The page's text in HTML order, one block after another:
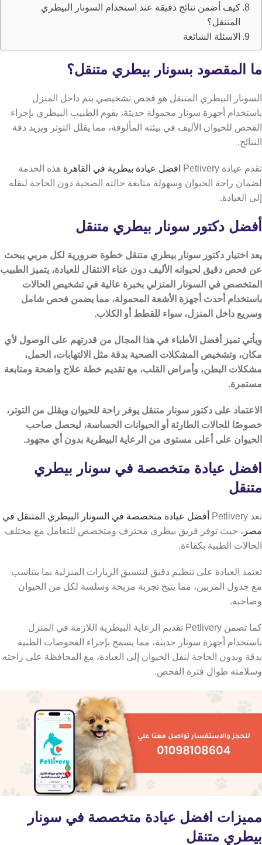
كيف أضمن نتائج دقيقة عند استخدام السونار البيطري
المتنقل؟
الاسئلة الشائعة
ما المقصود بسونار بيطري متنقل؟
السونار البيطري المتنقل هو فحص تشخيصي يتم داخل المنزل
باستخدام أجهزة سونار محمولة حديثة، يقوم الطبيب البيطري بإجراء
الفحص للحيوان الأليف في بيئته المألوفة، مما يقلل التوتر ويزيد دقة
النتائج.
تقدم عيادة Petlivery افضل عيادة بيطرية في القاهرة هذه الخدمة
لضمان راحة الحيوان وسهولة متابعة حالته الصحية دون الحاجة لنقله
إلى العيادة.
أفضل دكتور سونار بيطري متنقل
يعد اختيار دكتور سونار بيطري متنقل خطوة ضرورية لكل مربي يبحث
عن فحص دقيق لحيوانه الأليف دون عناء الانتقال للعيادة، يتميز الطبيب
المتخصص في السونار المنزلي بخبرة عالية في تشخيص الحالات
باستخدام أحدث أجهزة الأشعة المحمولة، مما يضمن فحص شامل
وسريع داخل المنزل، سواء للقطط أو الكلاب.
ويأتي تميز أفضل الأطباء في هذا المجال من قدرتهم على الوصول لأي
مكان، وتشخيص المشكلات الصحية بدقة مثل الالتهابات، الحمل،
مشكلات البطن، وأمراض القلب، مع تقديم خطة علاج واضحة ومتابعة
مستمرة.
الاعتماد على دكتور سونار متنقل يوفر راحة للحيوان ويقلل من التوتر،
خصوصًا للحالات الطارئة أو الحيوانات الحساسة، ليحصل صاحب
الحيوان على أعلى مستوى من الرعاية البيطرية بدون أي مجهود.
افضل عيادة متخصصة في سونار بيطري
متنقل
تعد Petlivery
أفضل عيادة متخصصة في السونار البيطري المتنقل في
مصر ، حيث توفر فريق بيطري محترف ومتخصص للتعامل مع مختلف
الحالات الطبية بكفاءة.
تعتمد العيادة على تنظيم دقيق لتنسيق الزيارات المنزلية بما يتناسب
مع جدول المربين، مما يتيح تجربة مريحة وسلسة لكل من الحيوان
وصاحبه.
كما تضمن Petlivery تقديم الرعاية البيطرية اللازمة في المنزل
باستخدام أجهزة سونار حديثة، مما يسمح بإجراء الفحوصات الطبية
بدقة وبدون الحاجة لنقل الحيوان إلى العيادة، مع المحافظة على راحته
وسلامته طوال فترة الفحص.
مميزات افضل عيادة متخصصة في سونار
بيطري متنقل